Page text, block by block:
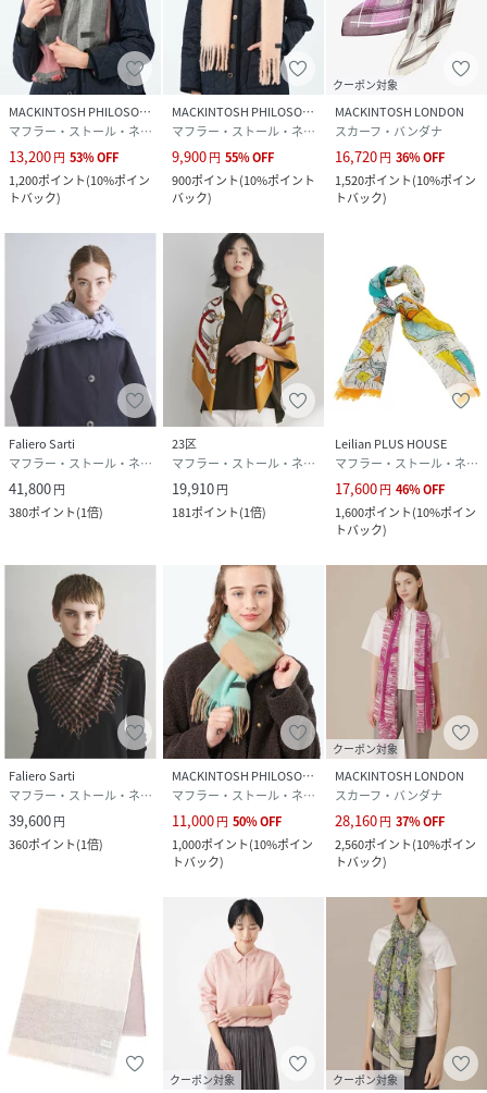
MACKINTOSH PHILOSOPHY
マフラー・ストール・ネックウォーマー
13,200円 53%OFF
1,200ポイント(10%ポイン
トバック)
MACKINTOSH PHILOSOPHY
マフラー・ストール・ネックウォーマー
9,900円 55%OFF
900ポイント(10%ポイント
バック)
クーポン対象
MACKINTOSH LONDON
スカーフ・バンダナ
16,720円 36%OFF
1,520ポイント(10%ポイン
トバック)
Faliero Sarti
マフラー・ストール・ネックウォーマー
41,800円
380ポイント(1倍)
23区
マフラー・ストール・ネックウォーマー
19,910円
181ポイント(1倍)
Leilian PLUS HOUSE
マフラー・ストール・ネックウォーマー
17,600円 46%OFF
1,600ポイント(10%ポイン
トバック)
Faliero Sarti
マフラー・ストール・ネックウォーマー
39,600円
360ポイント(1倍)
MACKINTOSH PHILOSOPHY
マフラー・ストール・ネックウォーマー
11,000円 50%OFF
1,000ポイント(10%ポイン
トバック)
クーポン対象
MACKINTOSH LONDON
スカーフ・バンダナ
28,160円 37%OFF
2,560ポイント(10%ポイン
トバック)
クーポン対象 クーポン対象